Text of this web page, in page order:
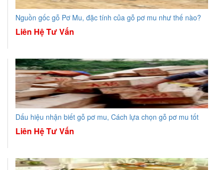
Nguồn gốc gỗ Pơ Mu, đặc tính của gỗ pơ mu như thế nào?
Liên Hệ Tư Vấn
Dấu hiệu nhận biết gỗ pơ mu, Cách lựa chọn gỗ pơ mu tốt
Liên Hệ Tư Vấn